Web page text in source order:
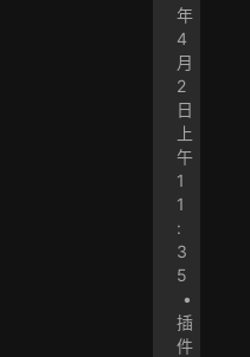
年
4
月
2
日
上
午
1
1
:
3
5
•
插
件